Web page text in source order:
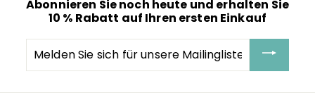
e
P
r
i
s
Abonnieren Sie noch heute und erhalten Sie
10 % Rabatt auf Ihren ersten Einkauf
Melden
Sie
sich
unsere